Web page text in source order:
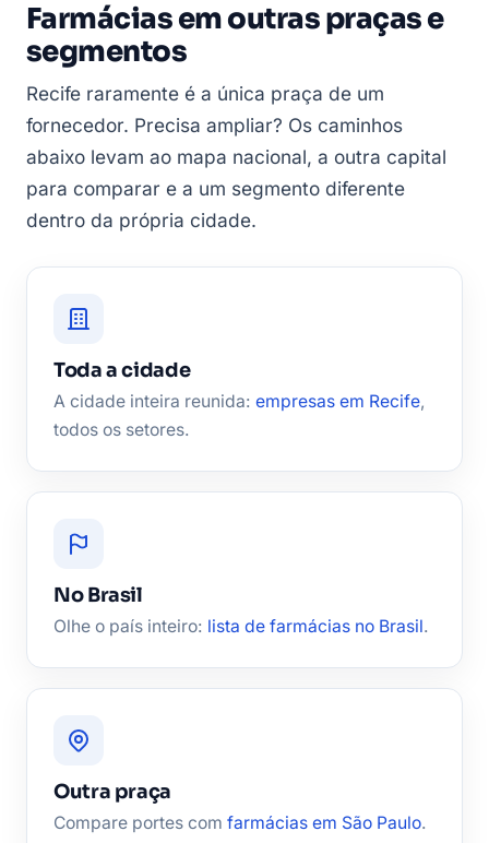
Farmácias em outras praças e
segmentos
Recife raramente é a única praça de um
fornecedor. Precisa ampliar? Os caminhos
abaixo levam ao mapa nacional, a outra capital
para comparar e a um segmento diferente
dentro da própria cidade.
Toda a cidade
A cidade inteira reunida: empresas em Recife,
todos os setores.
No Brasil
Olhe o país inteiro: lista de farmácias no Brasil.
Outra praça
Compare portes com farmácias em São Paulo.